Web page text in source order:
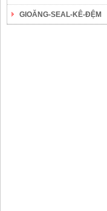
GIOĂNG-SEAL-KÊ-ĐỆM